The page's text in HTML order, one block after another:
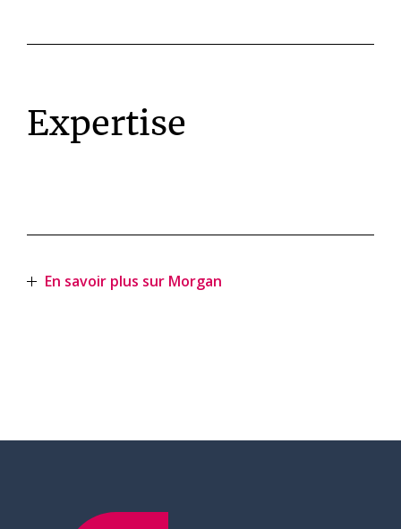
Expertise
En savoir plus sur Morgan